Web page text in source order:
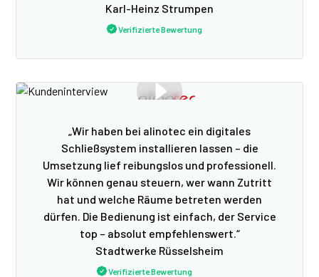
Karl-Heinz Strumpen
Verifizierte Bewertung
„Wir haben bei alinotec ein digitales
Schließsystem installieren lassen – die
Umsetzung lief reibungslos und professionell.
Wir können genau steuern, wer wann Zutritt
hat und welche Räume betreten werden
dürfen. Die Bedienung ist einfach, der Service
top – absolut empfehlenswert.“
Stadtwerke Rüsselsheim
Verifizierte Bewertung